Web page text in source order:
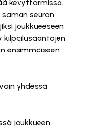
kevytfarmissa.
seuran
joukkueeseen
kilpailusääntöjen
ensimmäiseen
yhdessä
joukkueen